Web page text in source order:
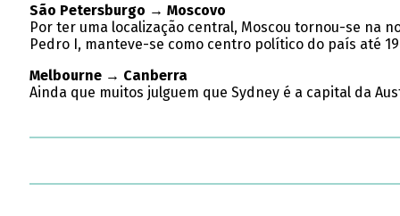
São Petersburgo → Moscovo
Por ter uma localização central, Moscou tornou-se na
Pedro I, manteve-se como centro político do país até
Melbourne → Canberra
Ainda que muitos julguem que Sydney é a capital da